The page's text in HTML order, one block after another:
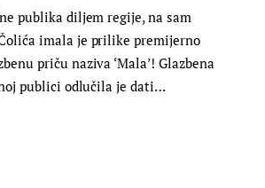
publika diljem regije, na sam
imala je prilike premijerno
priču naziva ‘Mala’! Glazbena
publici odlučila je dati…